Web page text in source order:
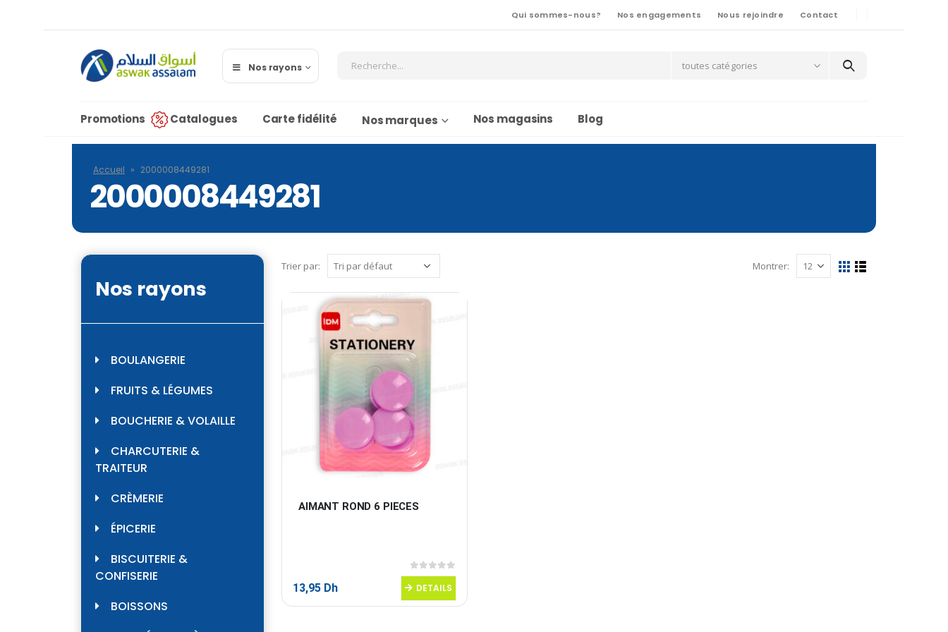
Qui sommes-nous? Nos engagements Nous rejoindre Contact
Nos rayons toutes catégories
Promotions Catalogues Carte fidélité Nos marques Nos magasins Blog
Accueil » 2000008449281
2000008449281
Trier par: Montrer:
AIMANT ROND 6 PIECES
0sur 5
13,95 Dh DETAILS
Nos rayons
BOULANGERIE
FRUITS & LÉGUMES
BOUCHERIE & VOLAILLE
CHARCUTERIE &
TRAITEUR
CRÈMERIE
ÉPICERIE
BISCUITERIE &
CONFISERIE
BOISSONS